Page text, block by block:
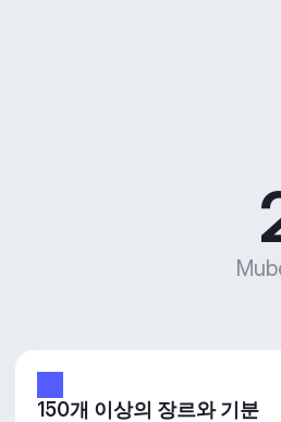
150개 이상의 장르와 기분